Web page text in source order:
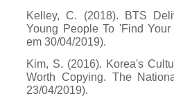
Kelley, C. (2018). BTS
Young People To 'Find
em 30/04/2019).
Kim, S. (2016). Korea's
Worth Copying. The
23/04/2019).